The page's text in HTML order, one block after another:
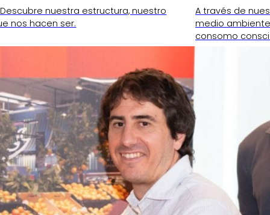
nuestra estructura, nuestro
nos hacen ser.
A través de
medio
consomo